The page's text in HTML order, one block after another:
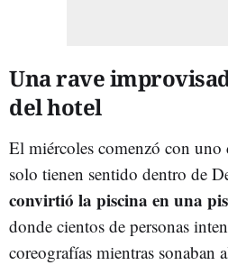
Una rave
del hotel
El miércoles comenzó con uno
solo tienen sentido dentro de
convirtió la piscina en una
donde cientos de personas
coreografías mientras sonaban